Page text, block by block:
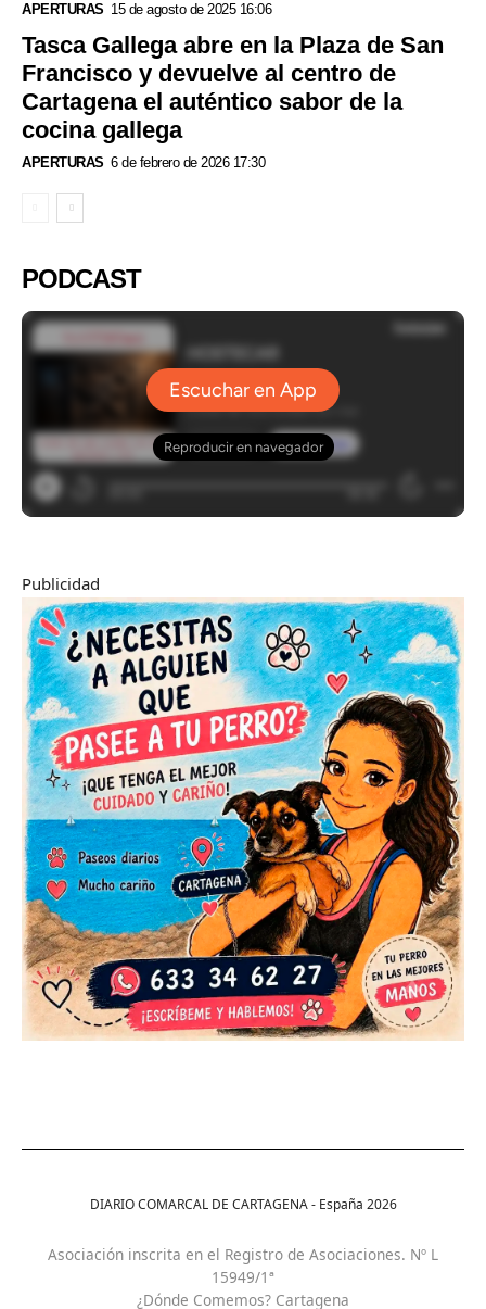
APERTURAS 15 de agosto de 2025 16:06
Tasca Gallega abre en la Plaza de San
Francisco y devuelve al centro de
Cartagena el auténtico sabor de la
cocina gallega
APERTURAS 6 de febrero de 2026 17:30
PODCAST
Publicidad
DIARIO COMARCAL DE CARTAGENA - España 2026
Asociación inscrita en el Registro de Asociaciones. Nº L
15949/1ª
¿Dónde Comemos? Cartagena